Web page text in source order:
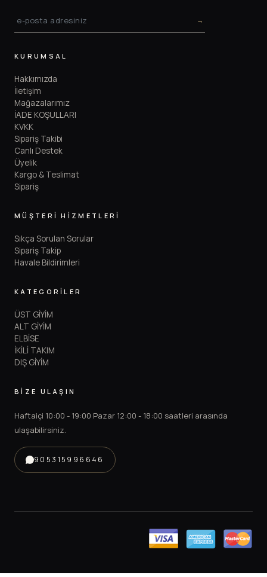
→
KURUMSAL
Hakkımızda
İletişim
Mağazalarımız
İADE KOŞULLARI
KVKK
Sipariş Takibi
Canlı Destek
Üyelik
Kargo & Teslimat
Sipariş
MÜŞTERİ HİZMETLERİ
Sıkça Sorulan Sorular
Sipariş Takip
Havale Bildirimleri
KATEGORİLER
ÜST GİYİM
ALT GİYİM
ELBİSE
İKİLİ TAKIM
DIŞ GİYİM
BİZE ULAŞIN
Haftaiçi 10:00 - 19:00 Pazar 12:00 - 18:00 saatleri arasında
ulaşabilirsiniz.
905315996646